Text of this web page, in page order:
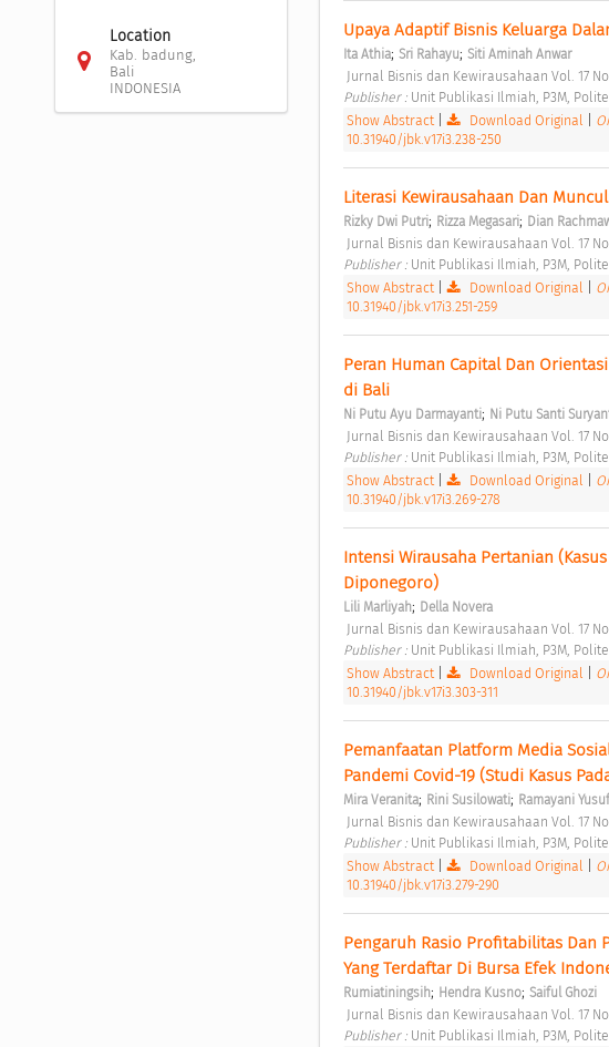
Location
Kab. badung,
Bali
INDONESIA
Upaya Adaptif Bisnis Keluarga
Ita Athia; Sri Rahayu; Siti Aminah Anwar
Jurnal Bisnis dan Kewirausahaan Vol. 17
Publisher : Unit Publikasi Ilmiah, P3M,
Show Abstract| Download Original
10.31940/jbk.v17i3.238-250
Literasi Kewirausahaan Dan
Rizky Dwi Putri; Rizza Megasari; Dian
Jurnal Bisnis dan Kewirausahaan Vol. 17
Publisher : Unit Publikasi Ilmiah, P3M,
Show Abstract| Download Original
10.31940/jbk.v17i3.251-259
Peran Human Capital Dan
di Bali
Ni Putu Ayu Darmayanti; Ni Putu Santi
Jurnal Bisnis dan Kewirausahaan Vol. 17
Publisher : Unit Publikasi Ilmiah, P3M,
Show Abstract| Download Original
10.31940/jbk.v17i3.269-278
Intensi Wirausaha Pertanian
Diponegoro)
Lili Marliyah; Della Novera
Jurnal Bisnis dan Kewirausahaan Vol. 17
Publisher : Unit Publikasi Ilmiah, P3M,
Show Abstract| Download Original
10.31940/jbk.v17i3.303-311
Pemanfaatan Platform Media
Pandemi Covid-19 (Studi Kasus
Mira Veranita; Rini Susilowati; Ramayani Yusuf
Jurnal Bisnis dan Kewirausahaan Vol. 17
Publisher : Unit Publikasi Ilmiah, P3M,
Show Abstract| Download Original
10.31940/jbk.v17i3.279-290
Pengaruh Rasio Profitabilitas Dan
Yang Terdaftar Di Bursa Efek
Rumiatiningsih; Hendra Kusno; Saiful Ghozi
Jurnal Bisnis dan Kewirausahaan Vol. 17
Publisher : Unit Publikasi Ilmiah, P3M,